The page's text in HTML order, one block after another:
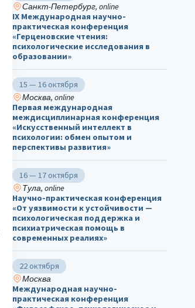
Санкт-Петербург, online
IX Международная научно-
практическая конференция
«Герценовские чтения:
психологические исследования в
образовании»
15 — 16 октября
Москва, online
Первая международная
междисциплинарная конференция
«Искусственный интеллект в
психологии: обмен опытом и
перспективы развития»
16 — 17 октября
Тула, online
Научно-практическая конференция
«От уязвимости к устойчивости —
психологическая поддержка и
психиатрическая помощь в
современных реалиях»
22 октября
Москва
Международная научно-
практическая конференция